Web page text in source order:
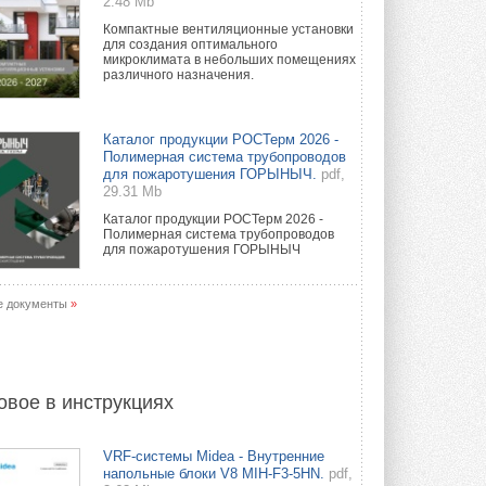
Компактные вентиляционные установки
для создания оптимального
микроклимата в небольших помещениях
различного назначения.
Каталог продукции РОСТерм 2026 -
Полимерная система трубопроводов
для пожаротушения ГОРЫНЫЧ.
pdf,
29.31 Mb
Каталог продукции РОСТерм 2026 -
Полимерная система трубопроводов
для пожаротушения ГОРЫНЫЧ
документы »
в инструкциях
VRF-системы Midea - Внутренние
напольные блоки V8 MIH-F3-5HN. pdf,